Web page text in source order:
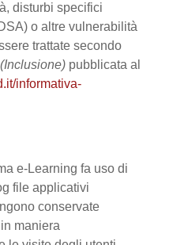
disturbi specifici
o altre vulnerabilità
trattate secondo
pubblicata al
informativa-
e-Learning fa uso di
file applicativi
conservate
maniera